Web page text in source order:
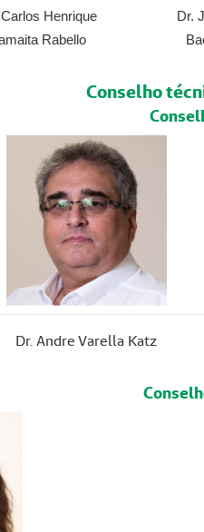
Carlos Henrique
Rabello
Dr.
Conselho
Dr. Andre Varella Katz